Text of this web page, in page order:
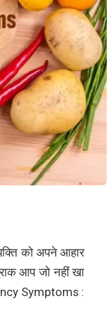
को अपने आहार
आप जो नहीं खा
Symptoms :